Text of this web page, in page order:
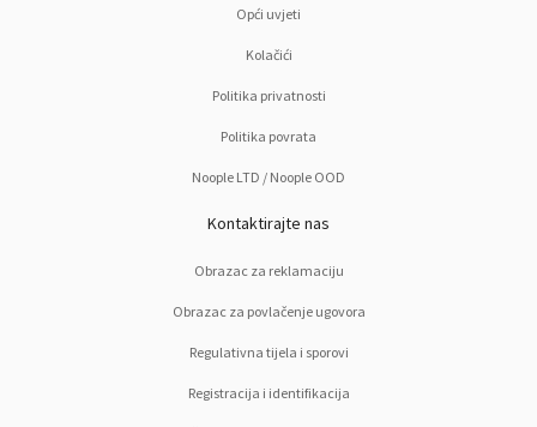
Opći uvjeti
Kolačići
Politika privatnosti
Politika povrata
Noople LTD / Noople OOD
Kontaktirajte nas
Obrazac za reklamaciju
Obrazac za povlačenje ugovora
Regulativna tijela i sporovi
Registracija i identifikacija